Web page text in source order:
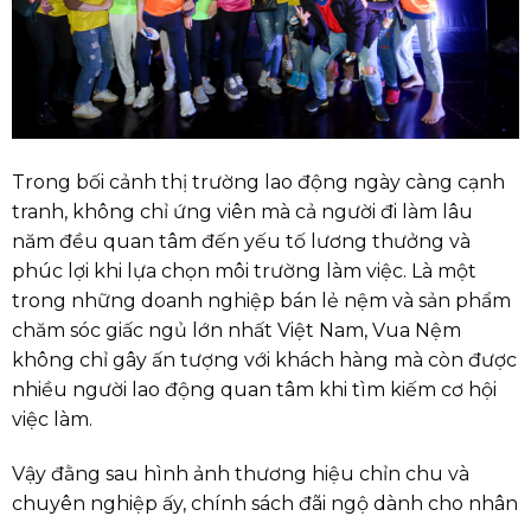
Trong bối cảnh thị trường lao động ngày càng cạnh
tranh, không chỉ ứng viên mà cả người đi làm lâu
năm đều quan tâm đến yếu tố lương thưởng và
phúc lợi khi lựa chọn môi trường làm việc. Là một
trong những doanh nghiệp bán lẻ nệm và sản phẩm
chăm sóc giấc ngủ lớn nhất Việt Nam, Vua Nệm
không chỉ gây ấn tượng với khách hàng mà còn được
nhiều người lao động quan tâm khi tìm kiếm cơ hội
việc làm.
Vậy đằng sau hình ảnh thương hiệu chỉn chu và
chuyên nghiệp ấy, chính sách đãi ngộ dành cho nhân